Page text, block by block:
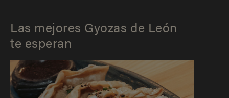
Las mejores Gyozas de León
te esperan